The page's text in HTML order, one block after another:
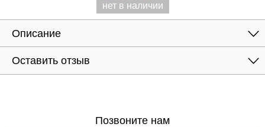
нет в наличии
Описание
Оставить отзыв
Позвоните нам